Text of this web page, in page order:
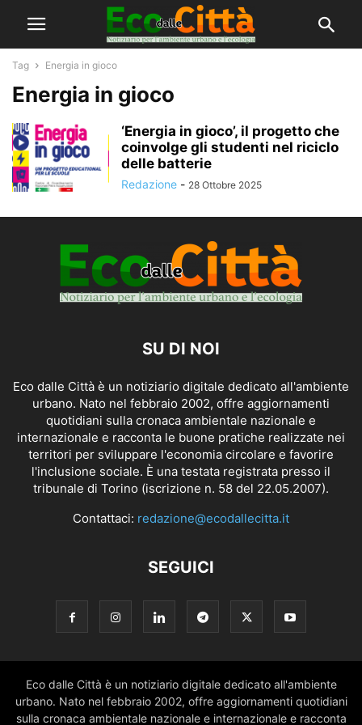
Tag Energia in gioco
Energia in gioco
‘Energia in gioco’, il progetto che
coinvolge gli studenti nel riciclo
delle batterie
Redazione - 28 Ottobre 2025
SU DI NOI
Eco dalle Città è un notiziario digitale dedicato all'ambiente
urbano. Nato nel febbraio 2002, offre aggiornamenti
quotidiani sulla cronaca ambientale nazionale e
internazionale e racconta le buone pratiche realizzate nei
territori per sviluppare l'economia circolare e favorire
l'inclusione sociale. È una testata registrata presso il
tribunale di Torino (iscrizione n. 58 del 22.05.2007).
Contattaci: redazione@ecodallecitta.it
SEGUICI
Eco dalle Città è un notiziario digitale dedicato all'ambiente
urbano. Nato nel febbraio 2002, offre aggiornamenti quotidiani
sulla cronaca ambientale nazionale e internazionale e racconta